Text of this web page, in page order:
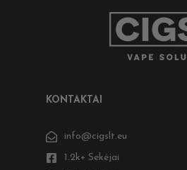
KONTAKTAI
info@cigslt.eu
1.2k+ Sekėjai